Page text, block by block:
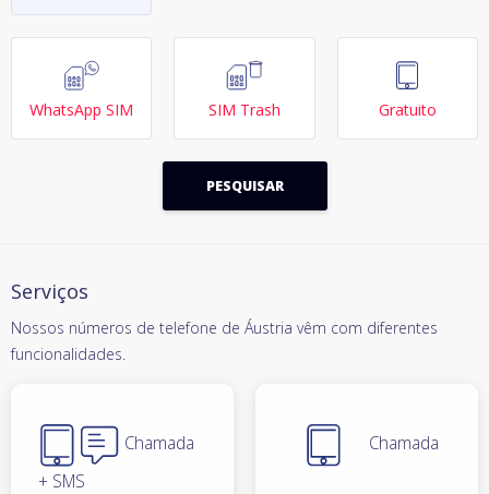
WhatsApp SIM SIM Trash Gratuito
PESQUISAR
Serviços
Nossos números de telefone de Áustria vêm com diferentes
funcionalidades.
Chamada
+ SMS
Chamada